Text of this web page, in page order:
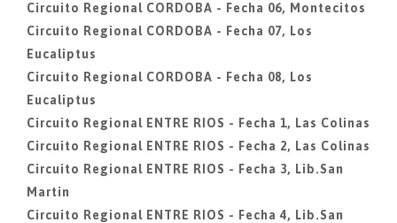
Circuito Regional CORDOBA - Fecha 06, Montecitos
Circuito Regional CORDOBA - Fecha 07, Los
Eucaliptus
Circuito Regional CORDOBA - Fecha 08, Los
Eucaliptus
Circuito Regional ENTRE RIOS - Fecha 1, Las Colinas
Circuito Regional ENTRE RIOS - Fecha 2, Las Colinas
Circuito Regional ENTRE RIOS - Fecha 3, Lib.San
Martin
Circuito Regional ENTRE RIOS - Fecha 4, Lib.San